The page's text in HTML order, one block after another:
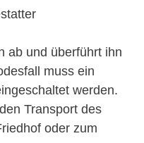
ab und überführt ihn
muss ein
werden.
Transport des
oder zum